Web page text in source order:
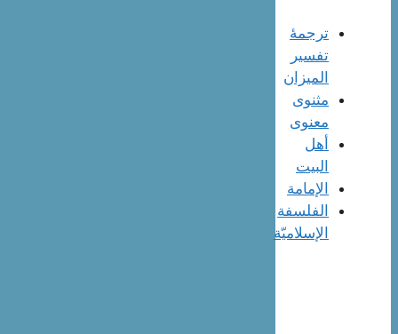
ترجمۀ
تفسیر
المیزان
مثنوی
معنوی
أهل
البيت
الإمامة
الفلسفة
الإسلاميّة